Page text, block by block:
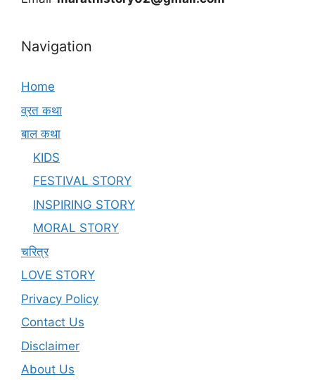
Navigation
Home
व्रत कथा
बाल कथा
KIDS
FESTIVAL STORY
INSPIRING STORY
MORAL STORY
चरित्र
LOVE STORY
Privacy Policy
Contact Us
Disclaimer
About Us